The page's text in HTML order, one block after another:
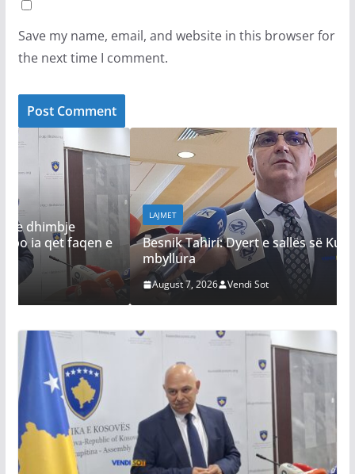
Save my name, email, and website in this browser for
the next time I comment.
LAJMET
Besnik Tahiri: Dyert e sallës së Kuvendit janë të
mbyllura
August 7, 2026 Vendi Sot